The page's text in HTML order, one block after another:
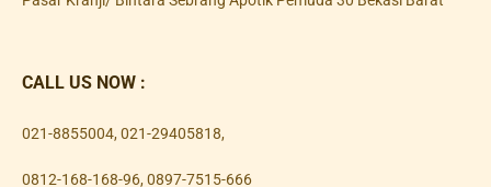
CALL US NOW :
021-8855004, 021-29405818,
0812-168-168-96, 0897-7515-666